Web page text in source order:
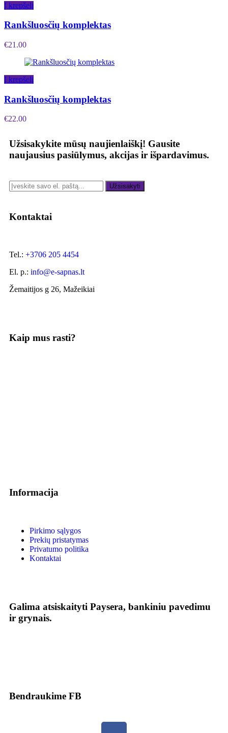
Į krepšelį
Rankšluosčių komplektas
€21.00
Į krepšelį
Rankšluosčių komplektas
€22.00
Užsisakykite mūsų naujienlaiškį! Gausite
naujausius pasiūlymus, akcijas ir išpardavimus.
Užsisakyti
Kontaktai
Tel.: +3706 205 4454
El. p.: info@e-sapnas.lt
Žemaitijos g 26, Mažeikiai
Kaip mus rasti?
Informacija
Pirkimo sąlygos
Prekių pristatymas
Privatumo politika
Kontaktai
Galima atsiskaityti Paysera, bankiniu pavedimu
ir grynais.
Bendraukime FB